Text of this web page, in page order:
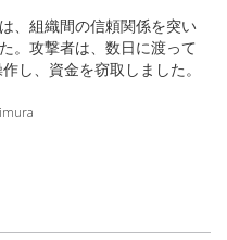
、組織間の信頼関係を突い
。攻撃者は、数日に渡って
し、資金を窃取しました。